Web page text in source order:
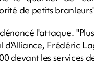
de petits
l'attaque.
Frédéric
devant les services